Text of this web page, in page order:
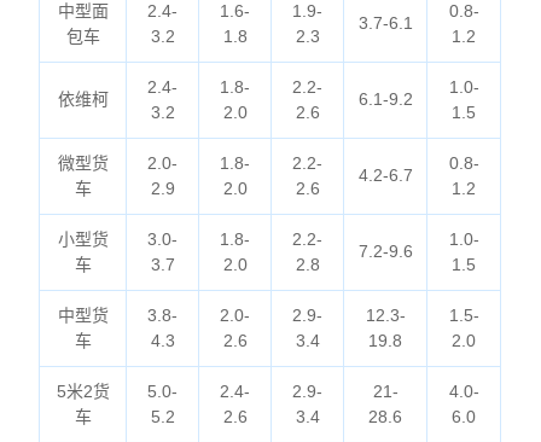
中型面
包车
2.4-
3.2
1.6-
1.8
1.9-
2.3
3.7-6.1
0.8-
1.2
依维柯
2.4-
3.2
1.8-
2.0
2.2-
2.6
6.1-9.2
1.0-
1.5
微型货
车
2.0-
2.9
1.8-
2.0
2.2-
2.6
4.2-6.7
0.8-
1.2
小型货
车
3.0-
3.7
1.8-
2.0
2.2-
2.8
7.2-9.6
1.0-
1.5
中型货
车
3.8-
4.3
2.0-
2.6
2.9-
3.4
12.3-
19.8
1.5-
2.0
5米2货
车
5.0-
5.2
2.4-
2.6
2.9-
3.4
21-
28.6
4.0-
6.0